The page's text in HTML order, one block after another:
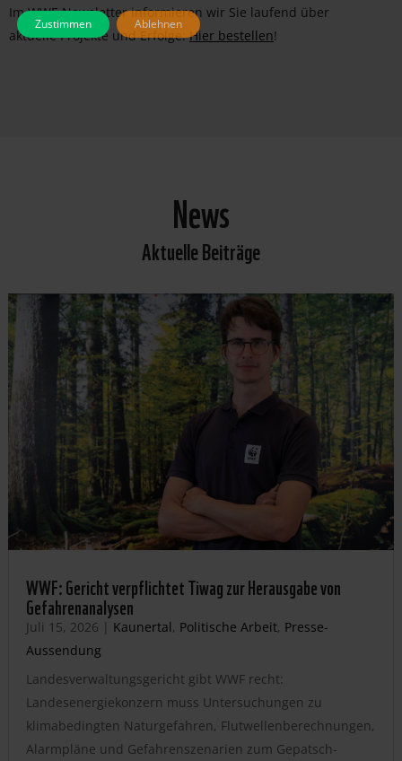
Im WWF-Newsletter informieren wir Sie laufend über
aktuelle Projekte und Erfolge:Hier bestellen!
News
Aktuelle Beiträge
WWF: Gericht verpflichtet Tiwag zur Herausgabe von
Gefahrenanalysen
Juli 15, 2026 | Kaunertal, Politische Arbeit, Presse-
Aussendung
Landesverwaltungsgericht gibt WWF recht:
Landesenergiekonzern muss Untersuchungen zu
klimabedingten Naturgefahren, Flutwellenberechnungen,
Alarmpläne und Gefahrenszenarien zum Gepatsch-
Zustimmen Ablehnen